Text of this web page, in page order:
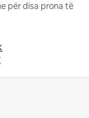
për disa prona të